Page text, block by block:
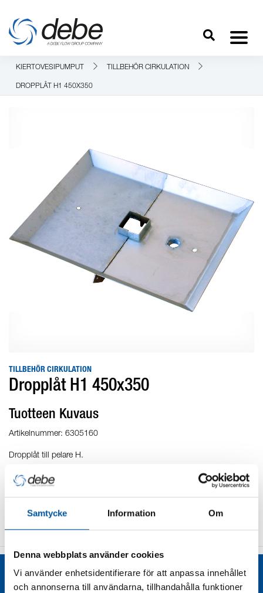
Samtycke Information Om
Denna webbplats använder cookies
Vi använder enhetsidentifierare för att anpassa innehållet
och annonserna till användarna, tillhandahålla funktioner
KIERTOVESIPUMPUT TILLBEHÖR CIRKULATION
DROPPLÅT H1 450X350
TILLBEHÖR CIRKULATION
Dropplåt H1 450x350
Tuotteen Kuvaus
Artikelnummer: 6305160
Dropplåt till pelare H.
Komplett med skruv och mutter.
Vikt: 6 kg
Liknande produkter